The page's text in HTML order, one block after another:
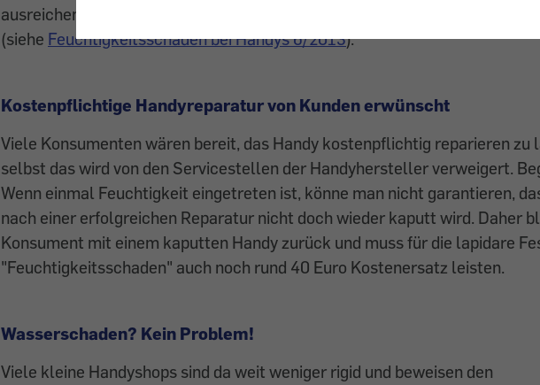
ausreichend sein, die beispielsweise bei starken
(siehe Feuchtigkeitsschäden bei Handys 6/2013).
Kostenpflichtige Handyreparatur von Kunden erwünscht
Viele Konsumenten wären bereit, das Handy kostenpflichtig reparieren zu
selbst das wird von den Servicestellen der Handyhersteller verweigert.
Wenn einmal Feuchtigkeit eingetreten ist, könne man nicht garantieren,
nach einer erfolgreichen Reparatur nicht doch wieder kaputt wird. Daher
Konsument mit einem kaputten Handy zurück und muss für die lapidare
"Feuchtigkeitsschaden" auch noch rund 40 Euro ­Kostenersatz leisten.
Wasserschaden? Kein Problem!
Viele kleine Handyshops sind da weit ­weniger rigid und beweisen den